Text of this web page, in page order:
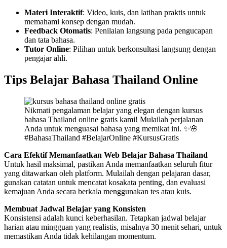
Materi Interaktif: Video, kuis, dan latihan praktis untuk
memahami konsep dengan mudah.
Feedback Otomatis: Penilaian langsung pada pengucapan
dan tata bahasa.
Tutor Online: Pilihan untuk berkonsultasi langsung dengan
pengajar ahli.
Tips Belajar Bahasa Thailand Online
Nikmati pengalaman belajar yang elegan dengan kursus
bahasa Thailand online gratis kami! Mulailah perjalanan
Anda untuk menguasai bahasa yang memikat ini. ✨🌸
#BahasaThailand #BelajarOnline #KursusGratis
Cara Efektif Memanfaatkan Web Belajar Bahasa Thailand
Untuk hasil maksimal, pastikan Anda memanfaatkan seluruh fitur
yang ditawarkan oleh platform. Mulailah dengan pelajaran dasar,
gunakan catatan untuk mencatat kosakata penting, dan evaluasi
kemajuan Anda secara berkala menggunakan tes atau kuis.
Membuat Jadwal Belajar yang Konsisten
Konsistensi adalah kunci keberhasilan. Tetapkan jadwal belajar
harian atau mingguan yang realistis, misalnya 30 menit sehari, untuk
memastikan Anda tidak kehilangan momentum.